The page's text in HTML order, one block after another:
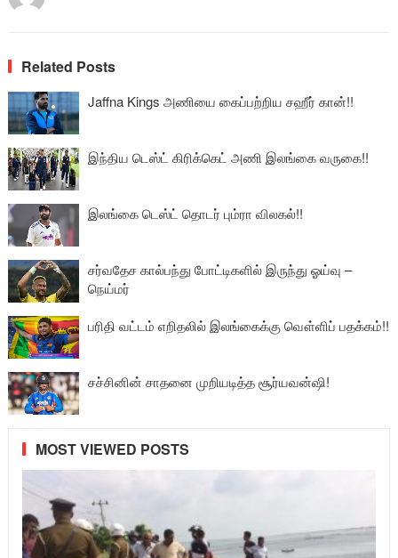
Related Posts
Jaffna Kings அணியை கைப்பற்றிய சஹீர் கான்!!
இந்திய டெஸ்ட் கிரிக்கெட் அணி இலங்கை வருகை!!
இலங்கை டெஸ்ட் தொடர் பும்ரா விலகல்!!
சர்வதேச கால்பந்து போட்டிகளில் இருந்து ஓய்வு –
நெய்மர்
பரிதி வட்டம் எறிதலில் இலங்கைக்கு வௌ்ளிப் பதக்கம்!!
சச்சினின் சாதனை முறியடித்த சூர்யவன்ஷி!
MOST VIEWED POSTS